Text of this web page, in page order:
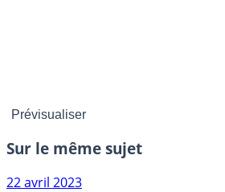
Sur le même sujet